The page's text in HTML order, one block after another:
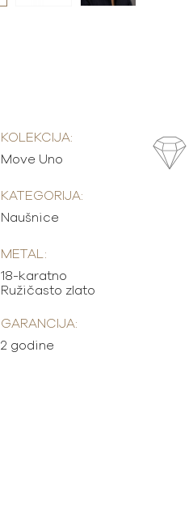
KOLEKCIJA:
Move Uno
KATEGORIJA:
Naušnice
METAL:
18-karatno
Ružičasto zlato
GARANCIJA:
2 godine